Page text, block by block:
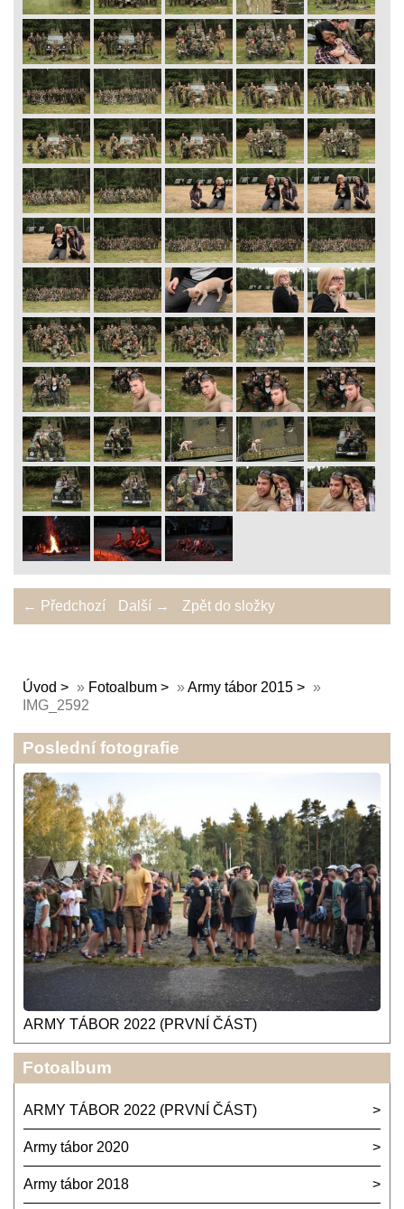
← Předchozí Další → Zpět do složky
Úvod » Fotoalbum »Army tábor 2015
»
IMG_2592
Poslední fotografie
ARMY TÁBOR 2022 (PRVNÍ ČÁST)
Fotoalbum
ARMY TÁBOR 2022 (PRVNÍ ČÁST)
Army tábor 2020
Army tábor 2018